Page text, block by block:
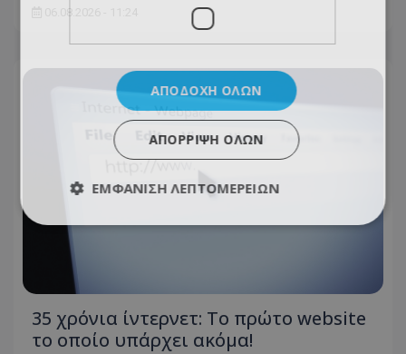
35 χρόνια ίντερνετ: Το πρώτο website
το οποίο υπάρχει ακόμα!
ΑΠΟΔΟΧΉ ΌΛΩΝ
ΑΠΌΡΡΙΨΗ ΌΛΩΝ
ΕΜΦΆΝΙΣΗ ΛΕΠΤΟΜΕΡΕΙΏΝ